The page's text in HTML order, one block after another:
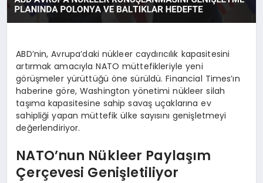
ABD’nin, Avrupa’daki nükleer caydırıcılık kapasitesini
artırmak amacıyla NATO müttefikleriyle yeni
görüşmeler yürüttüğü öne sürüldü. Financial Times’ın
haberine göre, Washington yönetimi nükleer silah
taşıma kapasitesine sahip savaş uçaklarına ev
sahipliği yapan müttefik ülke sayısını genişletmeyi
değerlendiriyor.
NATO’nun Nükleer Paylaşım
Çerçevesi Genişletiliyor